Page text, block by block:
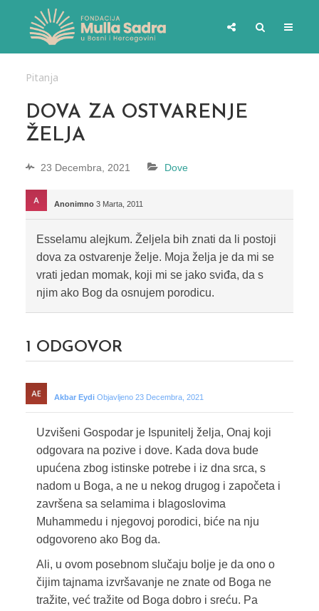
Pitanja
DOVA ZA OSTVARENJE
ŽELJA
23 Decembra, 2021 Dove
Anonimno 3 Marta, 2011
Esselamu alejkum. Željela bih znati da li postoji
dova za ostvarenje želje. Moja želja je da mi se
vrati jedan momak, koji mi se jako sviđa, da s
njim ako Bog da osnujem porodicu.
1 ODGOVOR
Akbar Eydi Objavljeno 23 Decembra, 2021
Uzvišeni Gospodar je Ispunitelj želja, Onaj koji
odgovara na pozive i dove. Kada dova bude
upućena zbog istinske potrebe i iz dna srca, s
nadom u Boga, a ne u nekog drugog i započeta i
završena sa selamima i blagoslovima
Muhammedu i njegovoj porodici, biće na nju
odgovoreno ako Bog da.
Ali, u ovom posebnom slučaju bolje je da ono o
čijim tajnama izvršavanje ne znate od Boga ne
tražite, već tražite od Boga dobro i sreću. Pa